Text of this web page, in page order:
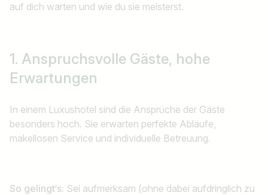
auf dich warten und wie du sie meisterst.
1. Anspruchsvolle Gäste, hohe
Erwartungen
In einem Luxushotel sind die Ansprüche der Gäste
besonders hoch. Sie erwarten perfekte Abläufe,
makellosen Service und individuelle Betreuung.
So gelingt‘s: Sei aufmerksam (ohne dabei aufdringlich zu